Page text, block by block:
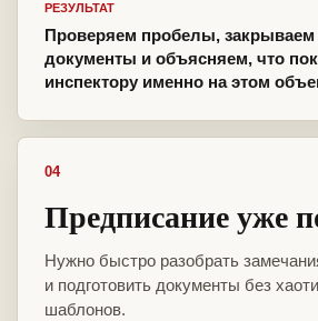
РЕЗУЛЬТАТ
Проверяем пробелы,
документы и объясняем, что
инспектору именно на этом
04
Предписание уже
Нужно быстро разобрать
и подготовить документы без
шаблонов.